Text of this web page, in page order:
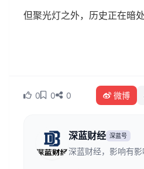
但聚光灯之外，历史正在暗
0 0 0 微博
深蓝财经 深蓝号
深蓝财经，影响有影